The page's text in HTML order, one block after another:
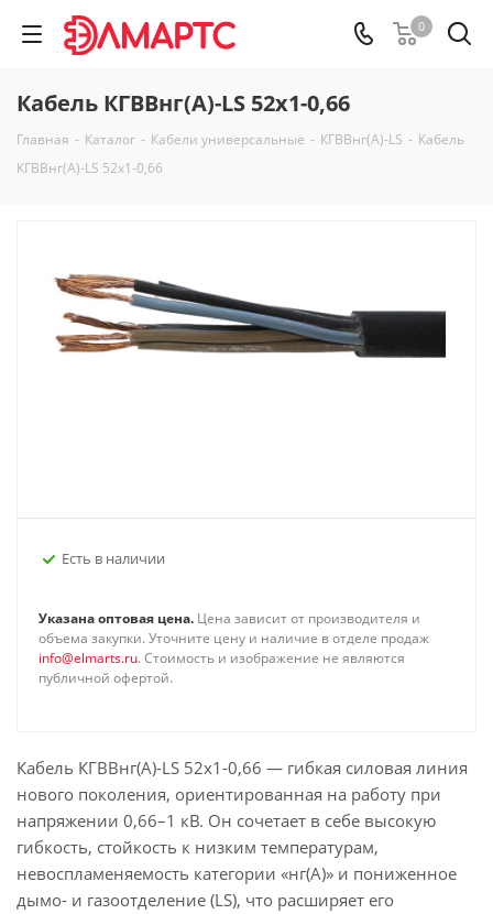
0
Кабель КГВВнг(А)-LS 52х1-0,66
Главная - Каталог - Кабели универсальные - КГВВнг(А)-LS - Кабель
КГВВнг(А)-LS 52х1-0,66
Есть в наличии
Указана оптовая цена. Цена зависит от производителя и
объема закупки. Уточните цену и наличие в отделе продаж
info@elmarts.ru. Стоимость и изображение не являются
публичной офертой.
Кабель КГВВнг(А)-LS 52х1-0,66 — гибкая силовая линия
нового поколения, ориентированная на работу при
напряжении 0,66–1 кВ. Он сочетает в себе высокую
гибкость, стойкость к низким температурам,
невоспламеняемость категории «нг(А)» и пониженное
дымо- и газоотделение (LS), что расширяет его